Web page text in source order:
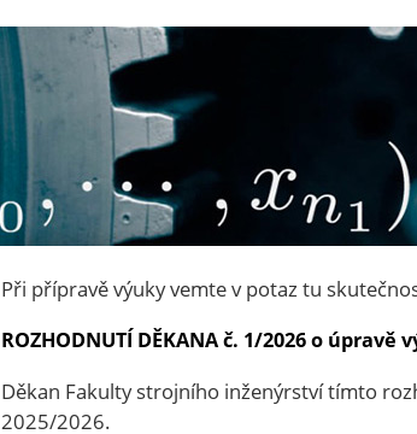
Při přípravě výuky vemte v potaz tu
ROZHODNUTÍ DĚKANA č. 1/2026 o
Děkan Fakulty strojního inženýrství tímto
2025/2026.